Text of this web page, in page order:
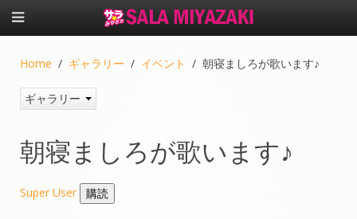
Home ギャラリー イベント 朝寝ましろが歌います♪
ギャラリー
朝寝ましろが歌います♪
Super User